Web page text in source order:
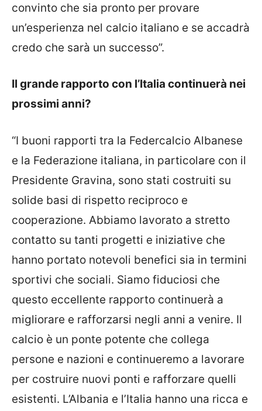
convinto che sia pronto per provare
un’esperienza nel calcio italiano e se accadrà
credo che sarà un successo”.
Il grande rapporto con l’Italia continuerà nei
prossimi anni?
“I buoni rapporti tra la Federcalcio Albanese
e la Federazione italiana, in particolare con il
Presidente Gravina, sono stati costruiti su
solide basi di rispetto reciproco e
cooperazione. Abbiamo lavorato a stretto
contatto su tanti progetti e iniziative che
hanno portato notevoli benefici sia in termini
sportivi che sociali. Siamo fiduciosi che
questo eccellente rapporto continuerà a
migliorare e rafforzarsi negli anni a venire. Il
calcio è un ponte potente che collega
persone e nazioni e continueremo a lavorare
per costruire nuovi ponti e rafforzare quelli
esistenti. L’Albania e l’Italia hanno una ricca e